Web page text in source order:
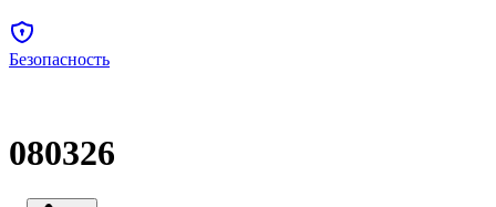
Безопасность
080326